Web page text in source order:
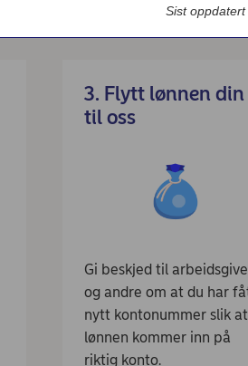
3. Flytt lønnen din
til oss
Gi beskjed til
og andre om at du har
nytt kontonummer slik at
lønnen kommer inn på
riktig konto.
Sist